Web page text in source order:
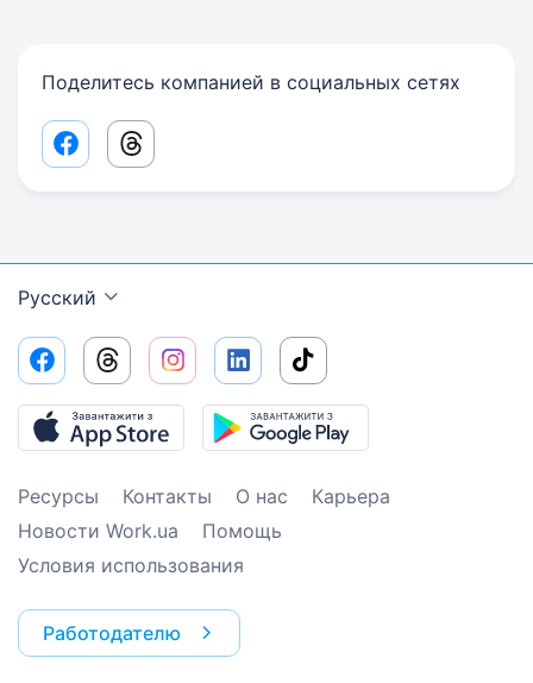
Поделитесь компанией в социальных сетях
Facebook share link
Threads share link
Русский
Ресурсы Контакты О нас
Карьера
Новости Work.ua
Помощь
Условия использования
Работодателю